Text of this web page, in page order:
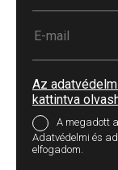
Az
kattintva
A megadott
Adatvédelmi és
elfogadom.